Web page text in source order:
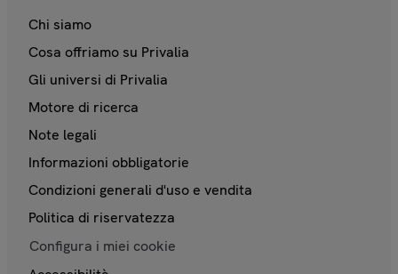
Chi siamo
Cosa offriamo su Privalia
Gli universi di Privalia
Motore di ricerca
Note legali
Informazioni obbligatorie
Condizioni generali d'uso e vendita
Politica di riservatezza
Configura i miei cookie